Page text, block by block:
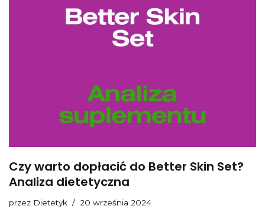
Czy warto dopłacić do Better Skin Set?
Analiza dietetyczna
przez Dietetyk 20 września 2024